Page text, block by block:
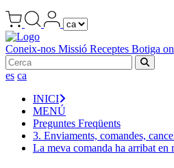
Coneix-nos Missió Receptes Botiga
es ca
INICI
MENÚ
Preguntes Freqüents
3. Enviaments, comandes,
La meva comanda ha arribat en